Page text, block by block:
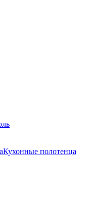
Кухонные полотенца